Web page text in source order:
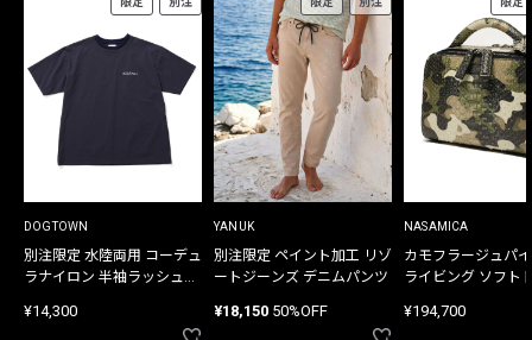
DOGTOWN
別注限定 水陸両用 コーデュ
ラナイロン 半袖ラッシュガ
¥14,300
YANUK
別注限定 ペイント加工 リゾ
ートジーンズ デニムパンツ
¥18,150 50%OFF
NASAMICA
カモフラージュパ
ライビング ソフト
¥194,700